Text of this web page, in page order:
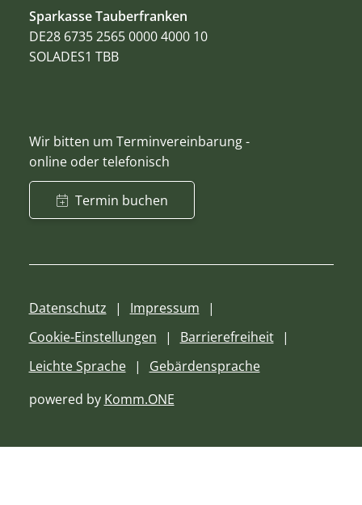
Sparkasse Tauberfranken
DE28 6735 2565 0000 4000 10
SOLADES1 TBB
Wir bitten um Terminvereinbarung -
online oder telefonisch
Termin buchen
Datenschutz
Impressum
Cookie-Einstellungen
Barrierefreiheit
Leichte Sprache
Gebärdensprache
powered by Komm.ONE